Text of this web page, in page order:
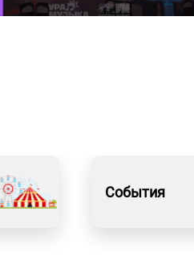
События